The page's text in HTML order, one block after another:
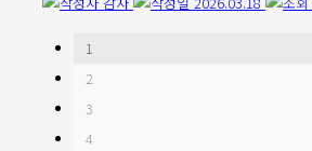
1
2
3
4